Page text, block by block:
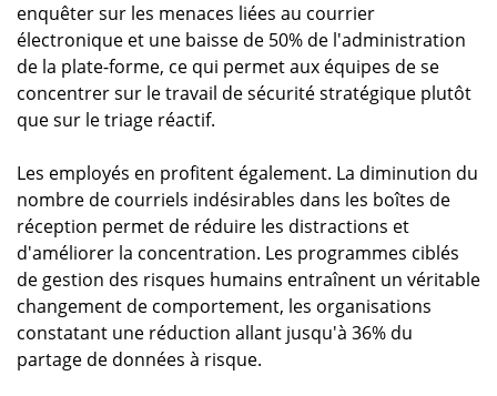
enquêter sur les menaces liées au courrier
électronique et une baisse de 50% de l'administration
de la plate-forme, ce qui permet aux équipes de se
concentrer sur le travail de sécurité stratégique plutôt
que sur le triage réactif.
Les employés en profitent également. La diminution du
nombre de courriels indésirables dans les boîtes de
réception permet de réduire les distractions et
d'améliorer la concentration. Les programmes ciblés
de gestion des risques humains entraînent un véritable
changement de comportement, les organisations
constatant une réduction allant jusqu'à 36% du
partage de données à risque.